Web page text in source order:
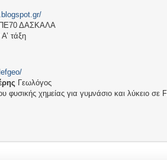
ΠΕ70 ΔΑΣΚΑΛΑ
τάξη
Γεωλόγος
φυσικής χημείας για γυμνάσιο και λύκειο σε